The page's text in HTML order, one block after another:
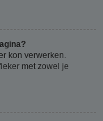
kon verwerken.
met zowel je